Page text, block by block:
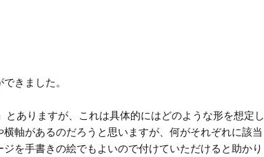
きました。
ありますが、これは具体的にはどのような形を想定し
軸があるのだろうと思いますが、何がそれぞれに該当
を手書きの絵でもよいので付けていただけると助かり